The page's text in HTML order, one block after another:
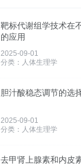
靶标代谢组学技术在
的应用
2025-09-01
分类： 人体生理学
胆汁酸稳态调节的选
2025-09-01
分类： 人体生理学
去甲肾上腺素和内皮